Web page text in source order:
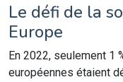
Le défi de la
Europe
En 2022, seulement 1
européennes étaient